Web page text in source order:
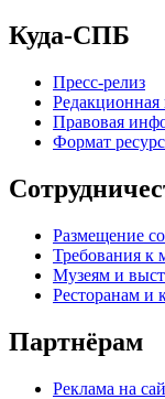
Куда-СПБ
Пресс-релиз
Редакционная
Правовая
Формат
Размещение
Требования к
Музеям и
Ресторанам и
Партнёрам
Реклама на